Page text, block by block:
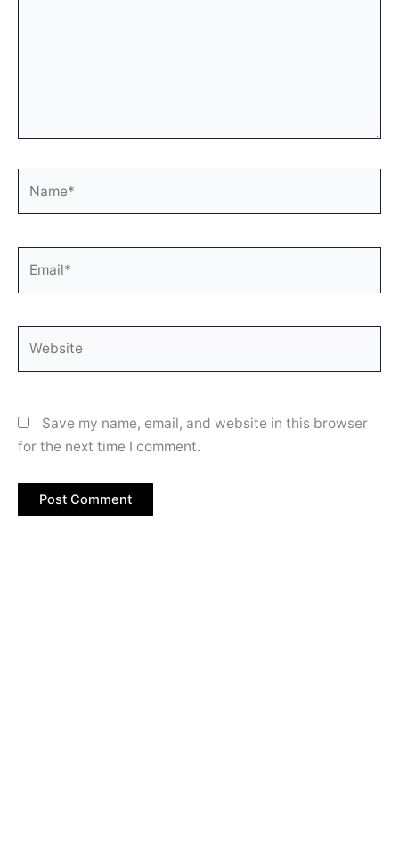
Save my name, email, and website in this browser
for the next time I comment.